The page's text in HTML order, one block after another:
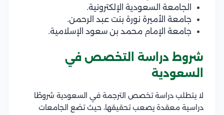
الجامعة السعودية الإلكترونية.
جامعة الأميرة نورة بنت عبد الرحمن.
جامعة الإمام محمد بن سعود الإسلامية.
شروط دراسة التخصص في
السعودية
لا يتطلب دراسة تخصص الترجمة في السعودية شروطًا
دراسية معقدة يصعب تحقيقها، حيث تضع الجامعات